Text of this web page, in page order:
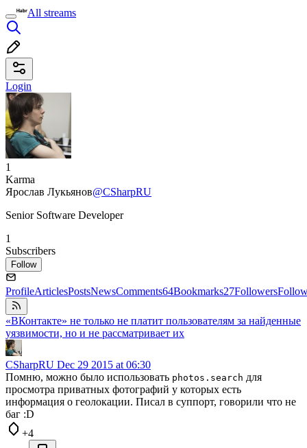
All streams
Login
1
Karma
Ярослав Лукьянов@CSharpRU
Senior Software Developer
1
Subscribers
Follow
ProfileArticlesPostsNewsComments64Bookmarks27Followers
«ВКонтакте» не только не платит пользователям за найденные
уязвимости, но и не рассматривает их
CSharpRU Dec 29 2015 at 06:30
Помню, можно было использовать photos.search для
просмотра приватных фотографий у которых есть
информация о геолокации. Писал в суппорт, говорили что не
баг :D
+4